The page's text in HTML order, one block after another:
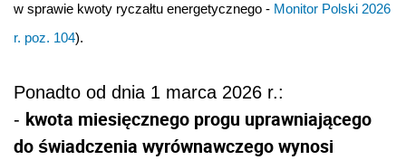
w sprawie kwoty ryczałtu energetycznego - Monitor Polski 2026
r. poz. 104).
Ponadto od dnia 1 marca 2026 r.:
- kwota miesięcznego progu uprawniającego
do świadczenia wyrównawczego wynosi